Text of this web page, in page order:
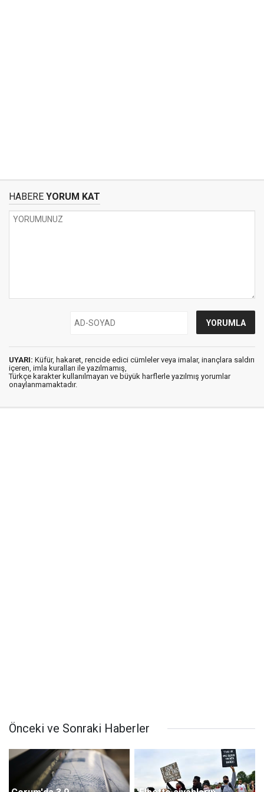
HABERE YORUM KAT
UYARI: Küfür, hakaret, rencide edici cümleler veya imalar, inançlara saldırı
içeren, imla kuralları ile yazılmamış,
Türkçe karakter kullanılmayan ve büyük harflerle yazılmış yorumlar
onaylanmamaktadır.
Önceki ve Sonraki Haberler